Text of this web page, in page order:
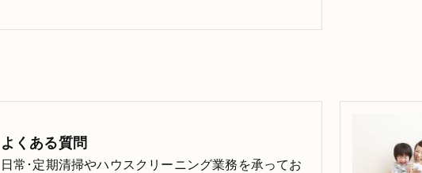
よくある質問
日常･定期清掃やハウスクリーニング業務を承ってお